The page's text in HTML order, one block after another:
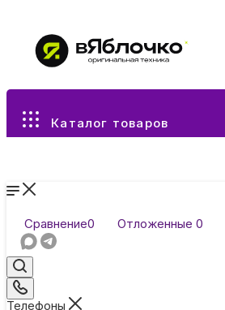
Каталог товаров
Сравнение0 Отложенные 0
Телефоны
Все разделы каталога